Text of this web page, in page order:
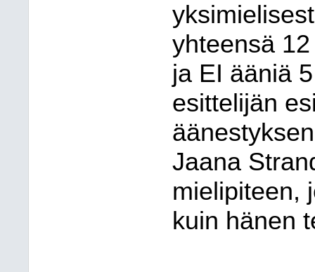
yhteensä
ja EI ääniä
esittelijän
Jaana
mielipiteen,
kuin hänen